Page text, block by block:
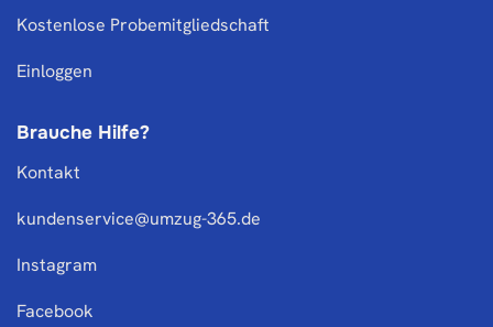
Kostenlose Probemitgliedschaft
Einloggen
Brauche Hilfe?
Kontakt
kundenservice@umzug-365.de
Instagram
Facebook